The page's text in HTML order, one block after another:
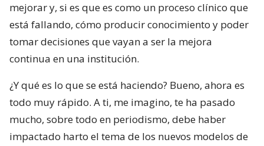
mejorar y, si es que es como un proceso clínico que
está fallando, cómo producir conocimiento y poder
tomar decisiones que vayan a ser la mejora
continua en una institución.
¿Y qué es lo que se está haciendo? Bueno, ahora es
todo muy rápido. A ti, me imagino, te ha pasado
mucho, sobre todo en periodismo, debe haber
impactado harto el tema de los nuevos modelos de